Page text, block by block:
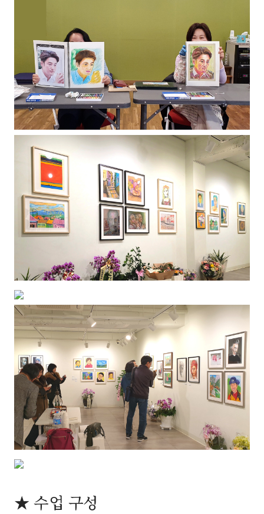
★ 수업 구성